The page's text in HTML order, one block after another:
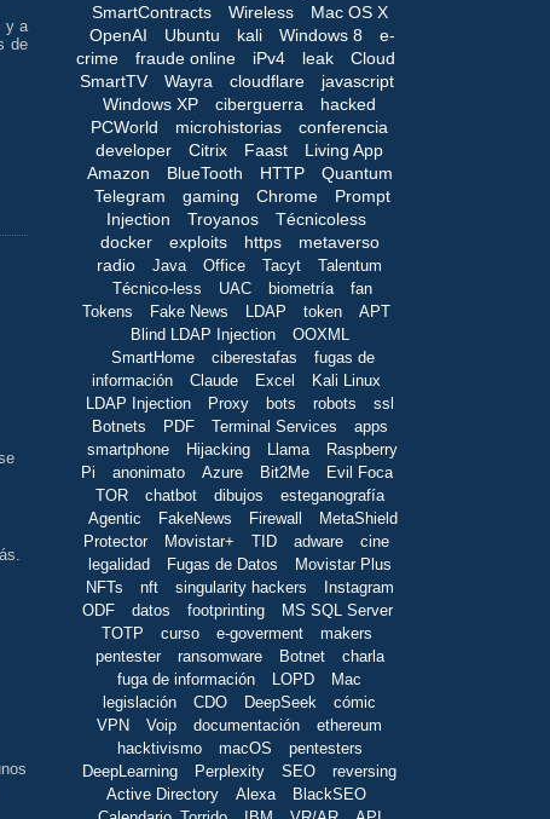
y a
de
SmartContracts
Wireless
Mac OS X
OpenAI
Ubuntu kali Windows 8
e-
crime
fraude online iPv4 leak
Cloud
SmartTV
Wayra cloudflare
javascript
Windows XP
ciberguerra
hacked
PCWorld
microhistorias
conferencia
developer
Citrix Faast
Living App
Amazon
BlueTooth HTTP
Quantum
Telegram
gaming Chrome
Prompt
Injection
Troyanos
Técnicoless
docker
exploits https
metaverso
radio
Java Office Tacyt
Talentum
Técnico-less
UAC biometría
fan
Tokens
Fake News LDAP token
APT
Blind LDAP Injection
OOXML
SmartHome
ciberestafas
fugas de
información
Claude Excel
Kali Linux
LDAP Injection
Proxy bots robots
ssl
Botnets
PDF Terminal Services
apps
smartphone
Hijacking Llama
Raspberry
Pi
anonimato Azure Bit2Me
Evil Foca
TOR
chatbot dibujos
esteganografía
Agentic
FakeNews Firewall
MetaShield
Protector
Movistar+ TID adware
cine
legalidad
Fugas de Datos
Movistar Plus
NFTs
nft singularity hackers
Instagram
ODF
datos footprinting
MS SQL Server
TOTP
curso e-goverment
makers
pentester
ransomware Botnet
charla
fuga de información
LOPD
Mac
legislación
CDO DeepSeek
cómic
VPN
Voip documentación
ethereum
hacktivismo
macOS
pentesters
DeepLearning
Perplexity SEO
reversing
Active Directory
Alexa
BlackSEO